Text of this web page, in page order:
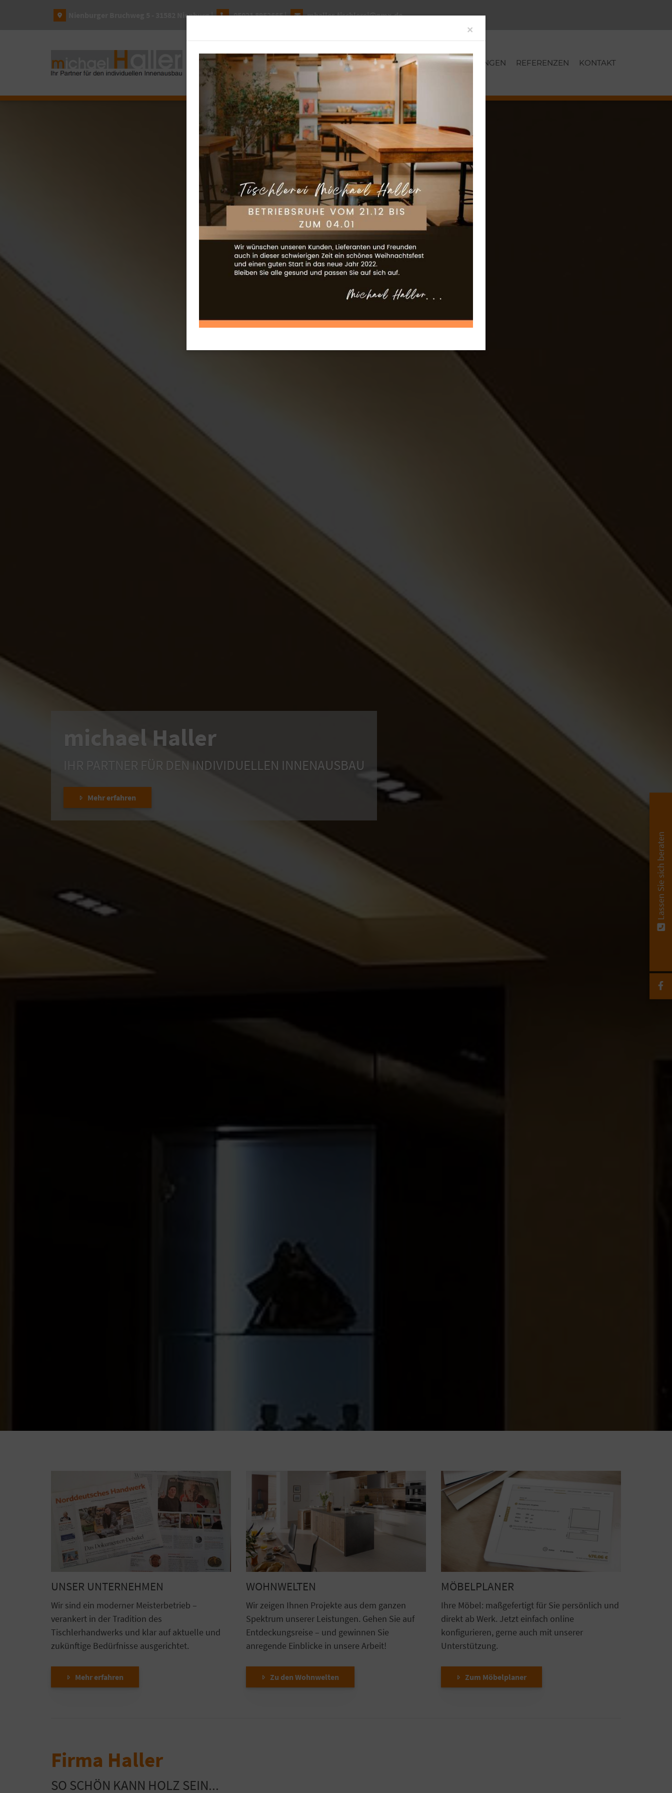
Nienburger Bruchweg 5 - 31582 Nienburg | 05021 8952665| mhaller-tischlerei@gmx.de
MÖBEL SELBST PLANEN WOHNWELTEN UNTERNEHMEN LEISTUNGEN REFERENZEN KONTAKT
michael Haller
IHR PARTNER FÜR DEN INDIVIDUELLEN INNENAUSBAU
Mehr erfahren
UNSER UNTERNEHMEN
Wir sind ein moderner Meisterbetrieb –
verankert in der Tradition des
Tischlerhandwerks und klar auf aktuelle und
zukünftige Bedürfnisse ausgerichtet.
Mehr erfahren
WOHNWELTEN
Wir zeigen Ihnen Projekte aus dem ganzen
Spektrum unserer Leistungen. Gehen Sie auf
Entdeckungsreise – und gewinnen Sie
anregende Einblicke in unsere Arbeit!
Zu den Wohnwelten
MÖBELPLANER
Ihre Möbel: maßgefertigt für Sie persönlich und
direkt ab Werk. Jetzt einfach online
konfigurieren, gerne auch mit unserer
Unterstützung.
Zum Möbelplaner
Firma Haller
SO SCHÖN KANN HOLZ SEIN...
Lassen Sie sich beraten
×